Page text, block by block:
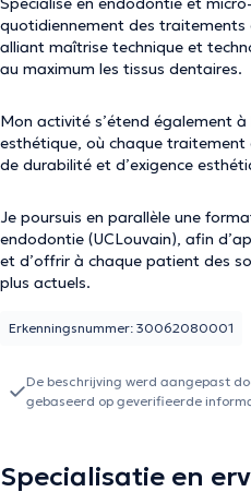
quotidiennement des traitements
alliant maîtrise technique et
au maximum les tissus dentaires.
Mon activité s’étend également
esthétique, où chaque traitement
de durabilité et d’exigence
Je poursuis en parallèle une
endodontie (UCLouvain), afin
et d’offrir à chaque patient des
plus actuels.
Erkenningsnummer: 30062080001
De beschrijving werd aangepast
gebaseerd op geverifieerde
Specialisatie en